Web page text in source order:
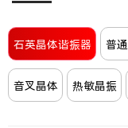
石英晶体谐振器 普
音叉晶体 热敏晶振